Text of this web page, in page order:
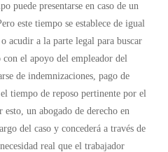
puede presentarse en caso de un
este tiempo se establece de igual
acudir a la parte legal para buscar
el apoyo del empleador del
de indemnizaciones, pago de
tiempo de reposo pertinente por el
esto, un abogado de derecho en
del caso y concederá a través de
real que el trabajador